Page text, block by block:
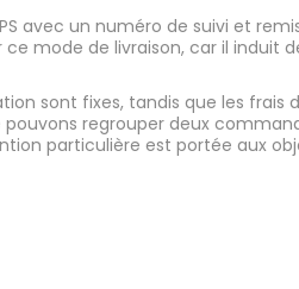
avec un numéro de suivi et
mode de livraison, car il induit
sont fixes, tandis que les frais
regrouper deux
particulière est portée aux